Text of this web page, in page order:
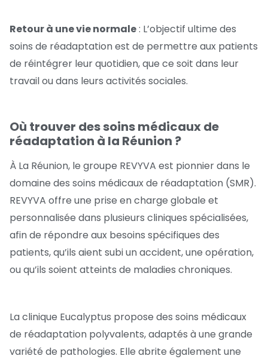
Retour à une vie normale: L’objectif ultime des
soins de réadaptation est de permettre aux patients
de réintégrer leur quotidien, que ce soit dans leur
travail ou dans leurs activités sociales.
Où trouver des soins médicaux de
réadaptation à la Réunion ?
À La Réunion, le groupe REVYVA est pionnier dans le
domaine des soins médicaux de réadaptation (SMR).
REVYVA offre une prise en charge globale et
personnalisée dans plusieurs cliniques spécialisées,
afin de répondre aux besoins spécifiques des
patients, qu’ils aient subi un accident, une opération,
ou qu’ils soient atteints de maladies chroniques.
La clinique Eucalyptus propose des soins médicaux
de réadaptation polyvalents, adaptés à une grande
variété de pathologies. Elle abrite également une